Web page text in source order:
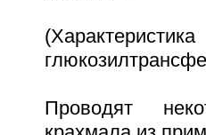
Проводят